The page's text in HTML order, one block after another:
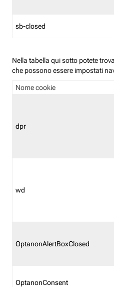
sb-closed
Nella tabella qui sotto potete
che possono essere impostati
Nome cookie
dpr
wd
OptanonAlertBoxClosed
OptanonConsent